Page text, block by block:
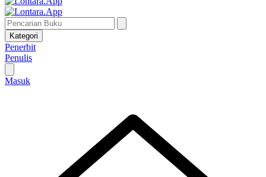
Kategori
Penerbit
Penulis
Masuk